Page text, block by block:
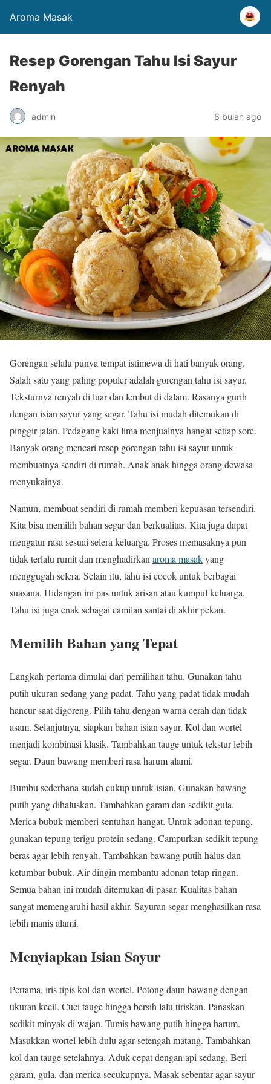
Aroma Masak
Resep Gorengan Tahu Isi Sayur
Renyah
admin 6 bulan ago
Gorengan selalu punya tempat istimewa di hati banyak orang.
Salah satu yang paling populer adalah gorengan tahu isi sayur.
Teksturnya renyah di luar dan lembut di dalam. Rasanya gurih
dengan isian sayur yang segar. Tahu isi mudah ditemukan di
pinggir jalan. Pedagang kaki lima menjualnya hangat setiap sore.
Banyak orang mencari resep gorengan tahu isi sayur untuk
membuatnya sendiri di rumah. Anak-anak hingga orang dewasa
menyukainya.
Namun, membuat sendiri di rumah memberi kepuasan tersendiri.
Kita bisa memilih bahan segar dan berkualitas. Kita juga dapat
mengatur rasa sesuai selera keluarga. Proses memasaknya pun
tidak terlalu rumit dan menghadirkan aroma masakyang
menggugah selera. Selain itu, tahu isi cocok untuk berbagai
suasana. Hidangan ini pas untuk arisan atau kumpul keluarga.
Tahu isi juga enak sebagai camilan santai di akhir pekan.
Memilih Bahan yang Tepat
Langkah pertama dimulai dari pemilihan tahu. Gunakan tahu
putih ukuran sedang yang padat. Tahu yang padat tidak mudah
hancur saat digoreng. Pilih tahu dengan warna cerah dan tidak
asam. Selanjutnya, siapkan bahan isian sayur. Kol dan wortel
menjadi kombinasi klasik. Tambahkan tauge untuk tekstur lebih
segar. Daun bawang memberi rasa harum alami.
Bumbu sederhana sudah cukup untuk isian. Gunakan bawang
putih yang dihaluskan. Tambahkan garam dan sedikit gula.
Merica bubuk memberi sentuhan hangat. Untuk adonan tepung,
gunakan tepung terigu protein sedang. Campurkan sedikit tepung
beras agar lebih renyah. Tambahkan bawang putih halus dan
ketumbar bubuk. Air dingin membantu adonan tetap ringan.
Semua bahan ini mudah ditemukan di pasar. Kualitas bahan
sangat memengaruhi hasil akhir. Sayuran segar menghasilkan rasa
lebih manis alami.
Menyiapkan Isian Sayur
Pertama, iris tipis kol dan wortel. Potong daun bawang dengan
ukuran kecil. Cuci tauge hingga bersih lalu tiriskan. Panaskan
sedikit minyak di wajan. Tumis bawang putih hingga harum.
Masukkan wortel lebih dulu agar setengah matang. Tambahkan
kol dan tauge setelahnya. Aduk cepat dengan api sedang. Beri
garam, gula, dan merica secukupnya. Masak sebentar agar sayur